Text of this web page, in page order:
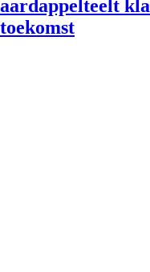
aardappelteelt
toekomst